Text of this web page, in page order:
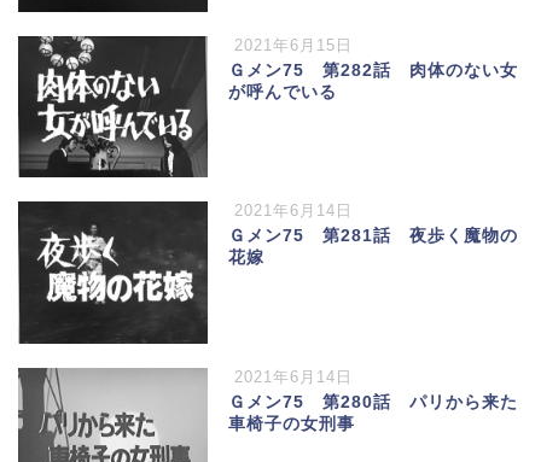
2021年6月15日
Ｇメン75 第282話 肉体のない女
が呼んでいる
2021年6月14日
Ｇメン75 第281話 夜歩く魔物の
花嫁
2021年6月14日
Ｇメン75 第280話 パリから来た
車椅子の女刑事